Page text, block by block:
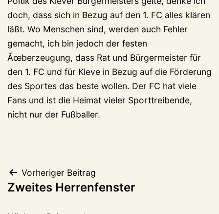
doch, dass sich in Bezug auf den 1. FC alles klären
läßt. Wo Menschen sind, werden auch Fehler
gemacht, ich bin jedoch der festen
Ãœberzeugung, dass Rat und Bürgermeister für
den 1. FC und für Kleve in Bezug auf die Förderung
des Sportes das beste wollen. Der FC hat viele
Fans und ist die Heimat vieler Sporttreibende,
nicht nur der Fußballer.
Beitragsnavigation
Vorheriger Beitrag
Zweites Herrenfenster